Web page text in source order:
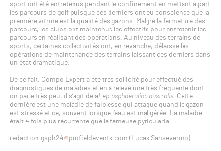
sport ont été entretenus pendant le confinement en mettant à part
les parcours de golf puisque ces derniers ont eu conscience que la
première vitrine est la qualité des gazons. Malgré la fermeture des
parcours, les clubs ont maintenus les effectifs pour entretenir les
parcours en réalisant des opérations. Au niveau des terrains de
sports, certaines collectivités ont, en revanche, délaissé les
opérations de maintenance des terrains laissant ces derniers dans
un état dramatique.
De ce fait, Compo Expert a été très sollicité pour effectué des
diagnostiques de maladies et en a relevé une très fréquente dont
on parle très peu, il s’agit delaLeptosphaerulina australis. Cette
dernière est une maladie de faiblesse qui attaque quand le gazon
est stressé et ce, souvent lorsque l’eau est mal gérée. La maladie
était 4 fois plus récurrente que la fameuse pyricularia.
redaction.gsph24 profieldevents.com (Lucas Sanseverino)